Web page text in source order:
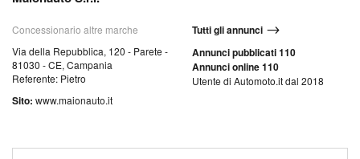
Concessionario altre marche
Via della Repubblica, 120 - Parete -
81030 - CE, Campania
Referente: Pietro
Sito: www.maionauto.it
Tutti gli annunci
Annunci pubblicati 110
Annunci online 110
Utente di Automoto.it dal 2018